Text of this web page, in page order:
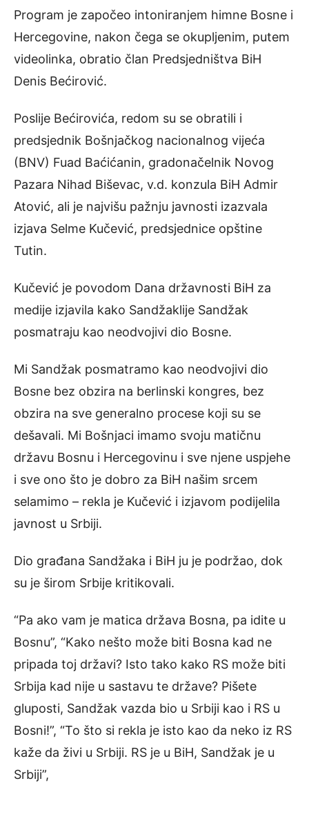
Program je započeo intoniranjem himne Bosne i
Hercegovine, nakon čega se okupljenim, putem
videolinka, obratio član Predsjedništva BiH
Denis Bećirović.
Poslije Bećirovića, redom su se obratili i
predsjednik Bošnjačkog nacionalnog vijeća
(BNV) Fuad Baćićanin, gradonačelnik Novog
Pazara Nihad Biševac, v.d. konzula BiH Admir
Atović, ali je najvišu pažnju javnosti izazvala
izjava Selme Kučević, predsjednice opštine
Tutin.
Kučević je povodom Dana državnosti BiH za
medije izjavila kako Sandžaklije Sandžak
posmatraju kao neodvojivi dio Bosne.
Mi Sandžak posmatramo kao neodvojivi dio
Bosne bez obzira na berlinski kongres, bez
obzira na sve generalno procese koji su se
dešavali. Mi Bošnjaci imamo svoju matičnu
državu Bosnu i Hercegovinu i sve njene uspjehe
i sve ono što je dobro za BiH našim srcem
selamimo – rekla je Kučević i izjavom podijelila
javnost u Srbiji.
Dio građana Sandžaka i BiH ju je podržao, dok
su je širom Srbije kritikovali.
“Pa ako vam je matica država Bosna, pa idite u
Bosnu”, “Kako nešto može biti Bosna kad ne
pripada toj državi? Isto tako kako RS može biti
Srbija kad nije u sastavu te države? Pišete
gluposti, Sandžak vazda bio u Srbiji kao i RS u
Bosni!”, “To što si rekla je isto kao da neko iz RS
kaže da živi u Srbiji. RS je u BiH, Sandžak je u
Srbiji”,